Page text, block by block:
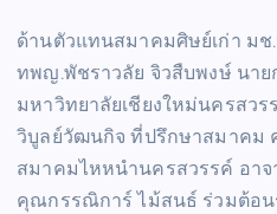
ด้านตัวแทนสมาคมศิษย์เก่า ม
ทพญ.พัชราวลัย จิวสืบพงษ์ นา
มหาวิทยาลัยเชียงใหม่นครสว
วิบูลย์วัฒนกิจ ที่ปรึกษาสมาค
สมาคมไหหนำนครสวรรค์ อา
คุณกรรณิการ์ ไม้สนธ์ ร่วมต้อ